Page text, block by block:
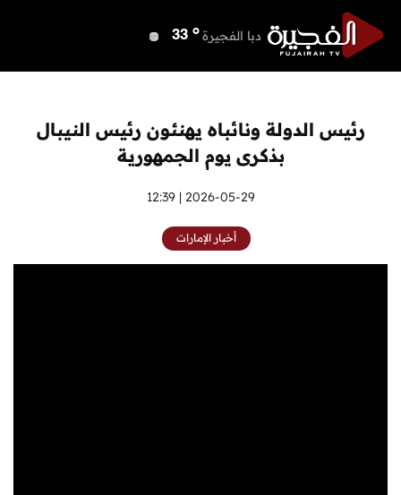
دبا الفجيرة 33 o
أم القيوين 37 o
راس الخيمة 37 o
الفجيرة 33 o
رئيس الدولة ونائباه يهنئون رئيس النيبال
بذكرى يوم الجمهورية
2026-05-29 | 12:39
أخبار الإمارات